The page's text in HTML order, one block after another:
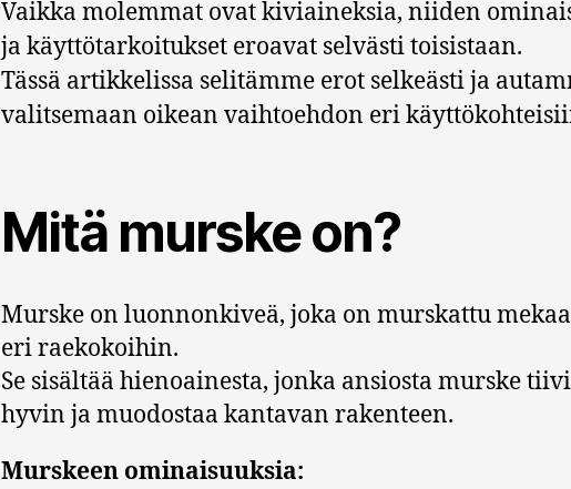
Vaikka molemmat ovat kiviaineksia, niiden
ja käyttötarkoitukset eroavat selvästi toisistaan.
Tässä artikkelissa selitämme erot selkeästi ja
valitsemaan oikean vaihtoehdon eri
Mitä murske on?
Murske on luonnonkiveä, joka on murskattu
eri raekokoihin.
Se sisältää hienoainesta, jonka ansiosta murske
hyvin ja muodostaa kantavan rakenteen.
Murskeen ominaisuuksia: